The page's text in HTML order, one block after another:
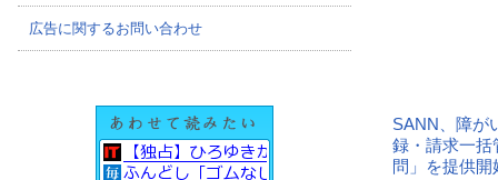
広告に関するお問い合わせ
SANN、障が
録・請求一括
問」を提供開